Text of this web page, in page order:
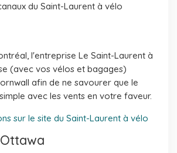
du Saint-Laurent à vélo
l'entreprise Le Saint-Laurent à
(avec vos vélos et bagages)
afin de ne savourer que le
avec les vents en votre faveur.
sur le site du Saint-Laurent à vélo